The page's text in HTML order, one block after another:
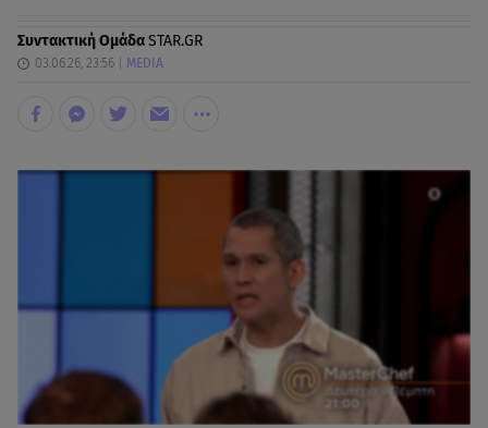
Συντακτική ΟμάδαSTAR.GR
03.06.26, 23:56 MEDIA